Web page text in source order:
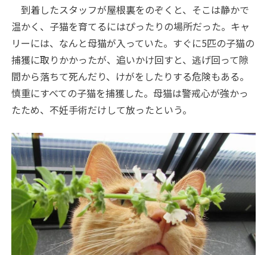
到着したスタッフが屋根裏をのぞくと、そこは静かで
温かく、子猫を育てるにはぴったりの場所だった。キャ
リーには、なんと母猫が入っていた。すぐに5匹の子猫の
捕獲に取りかかったが、追いかけ回すと、逃げ回って隙
間から落ちて死んだり、けがをしたりする危険もある。
慎重にすべての子猫を捕獲した。母猫は警戒心が強かっ
たため、不妊手術だけして放ったという。